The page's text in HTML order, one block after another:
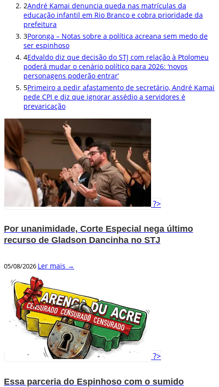
2André Kamai denuncia queda nas matrículas da
educação infantil em Rio Branco e cobra prioridade da
prefeitura
3Poronga – Notas sobre a política acreana sem medo de
ser espinhoso
4Edvaldo diz que decisão do STJ com relação à Ptolomeu
poderá mudar o cenário político para 2026: ‘novos
personagens poderão entrar’
5Primeiro a pedir afastamento de secretário, André Kamai
pede CPI e diz que ignorar assédio a servidores é
prevaricação
?>
Por unanimidade, Corte Especial nega último
recurso de Gladson Dancinha no STJ
05/08/2026 Ler mais →
?>
Essa parceria do Espinhoso com o sumido